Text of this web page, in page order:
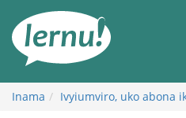
rupapuro
rw'ibirimwo
Inama Ivyiumviro, uko abona